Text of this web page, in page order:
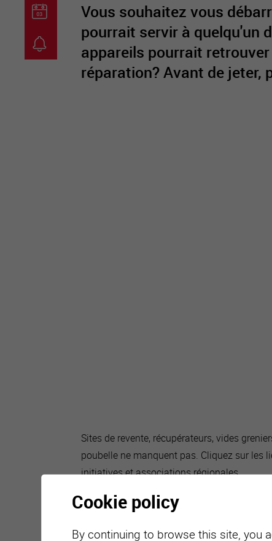
guichet virtuel carte
Vous souhaitez vous
pourrait servir à quelqu'un
appareils pourrait
réparation? Avant de jeter,
Sites de revente, récupérateurs, vides
poubelle ne manquent pas. Cliquez sur les
initiatives et associations régionales.
Job Transit services
Cookie policy
By continuing to browse this site, you